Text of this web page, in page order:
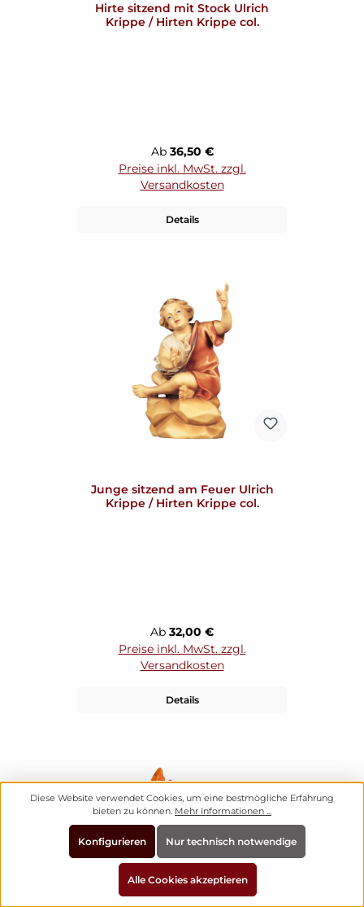
Hirte sitzend mit Stock Ulrich
Krippe / Hirten Krippe col.
Regulärer Preis:
Ab 36,50 €
Preise inkl. MwSt. zzgl.
Versandkosten
Details
Junge sitzend am Feuer Ulrich
Krippe / Hirten Krippe col.
Regulärer Preis:
Ab 32,00 €
Preise inkl. MwSt. zzgl.
Versandkosten
Details
Diese Website verwendet Cookies, um eine bestmögliche Erfahrung
bieten zu können. Mehr Informationen ...
Nur technisch notwendige
Konfigurieren
Alle Cookies akzeptieren